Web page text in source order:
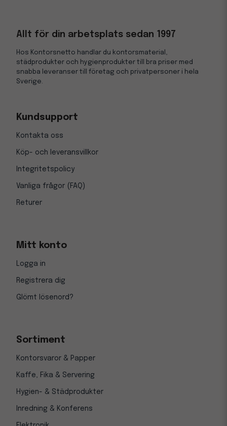
Allt för din arbetsplats sedan 1997
Hos Kontorsnetto handlar du kontorsmaterial,
städprodukter och hygienprodukter till bra priser med
snabba leveranser till företag och privatpersoner i hela
Sverige.
Kundsupport
Kontakta oss
Köp- och leveransvillkor
Integritetspolicy
Vanliga frågor (FAQ)
Returer
Mitt konto
Logga in
Registrera dig
Glömt lösenord?
Sortiment
Kontorsvaror & Papper
Kaffe, Fika & Servering
Hygien- & Städprodukter
Inredning & Konferens